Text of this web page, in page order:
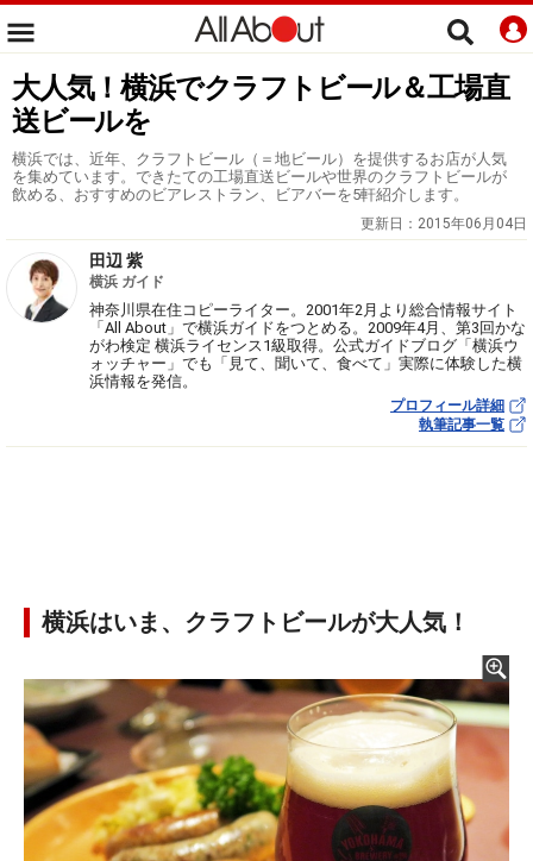
大人気！横浜でクラフトビール＆工場直
送ビールを
横浜では、近年、クラフトビール（＝地ビール）を提供するお店が人気
を集めています。できたての工場直送ビールや世界のクラフトビールが
飲める、おすすめのビアレストラン、ビアバーを5軒紹介します。
更新日： 2015年06月04日
田辺 紫
横浜 ガイド
神奈川県在住コピーライター。2001年2月より総合情報サイト
「All About」で横浜ガイドをつとめる。2009年4月、第3回かな
がわ検定 横浜ライセンス1級取得。公式ガイドブログ「横浜ウ
ォッチャー」でも「見て、聞いて、食べて」実際に体験した横
浜情報を発信。
プロフィール詳細
執筆記事一覧
横浜はいま、クラフトビールが大人気！